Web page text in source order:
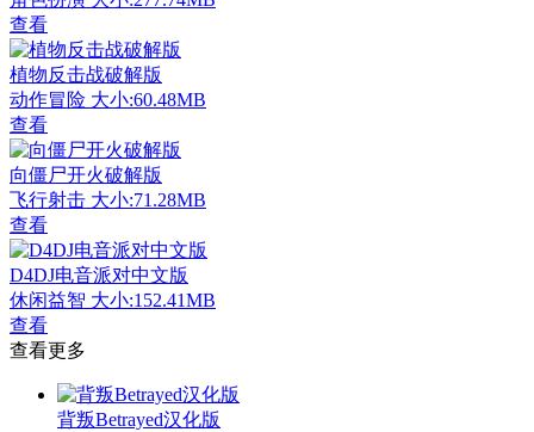
查看
植物反击战破解版
动作冒险 大小:60.48MB
查看
向僵尸开火破解版
飞行射击 大小:71.28MB
查看
D4DJ电音派对中文版
休闲益智 大小:152.41MB
查看
查看更多
背叛Betrayed汉化版